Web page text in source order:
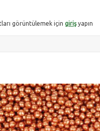
görüntülemek için girişyapın